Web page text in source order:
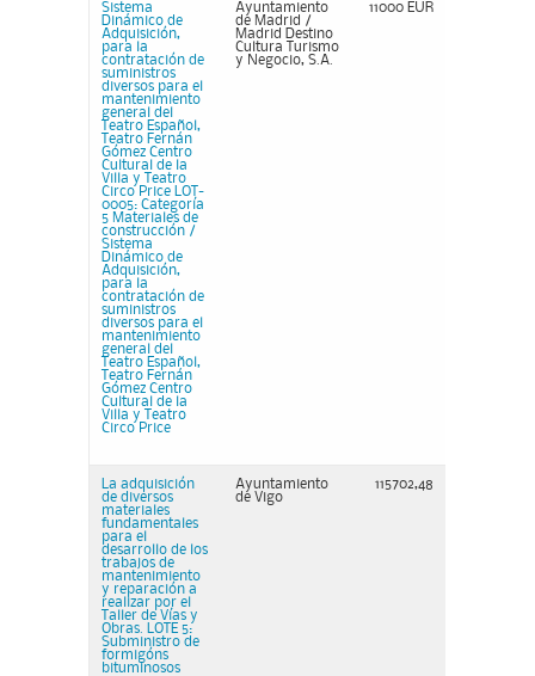
Sistema
Dinámico de
Adquisición,
para la
contratación de
suministros
diversos para el
mantenimiento
general del
Teatro Español,
Teatro Fernán
Gómez Centro
Cultural de la
Villa y Teatro
Circo Price LOT-
0005: Categoría
5 Materiales de
construcción /
Sistema
Dinámico de
Adquisición,
para la
contratación de
suministros
diversos para el
mantenimiento
general del
Teatro Español,
Teatro Fernán
Gómez Centro
Cultural de la
Villa y Teatro
Circo Price
Ayuntamiento
de Madrid /
Madrid Destino
Cultura Turismo
y Negocio, S.A.
11000 EUR
La adquisición
de diversos
materiales
fundamentales
para el
desarrollo de los
trabajos de
mantenimiento
y reparación a
realizar por el
Taller de Vías y
Obras. LOTE 5:
Subministro de
formigóns
bituminosos
Ayuntamiento
de Vigo
115702,48